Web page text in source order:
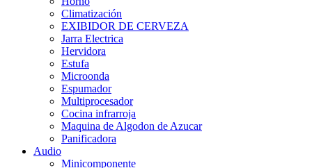
Climatización
EXIBIDOR DE CERVEZA
Jarra Electrica
Hervidora
Estufa
Microonda
Espumador
Multiprocesador
Cocina infrarroja
Maquina de Algodon de Azucar
Panificadora
Audio
Minicomponente